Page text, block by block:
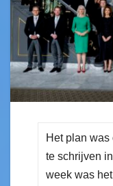
Het plan
te schrijven
week was